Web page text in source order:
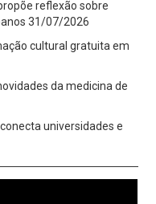
reflexão sobre
31/07/2026
cultural gratuita em
da medicina de
universidades e